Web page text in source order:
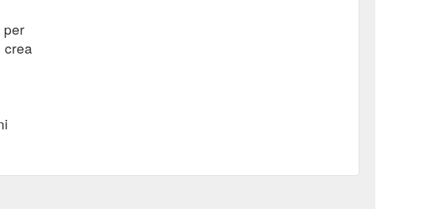
per
crea